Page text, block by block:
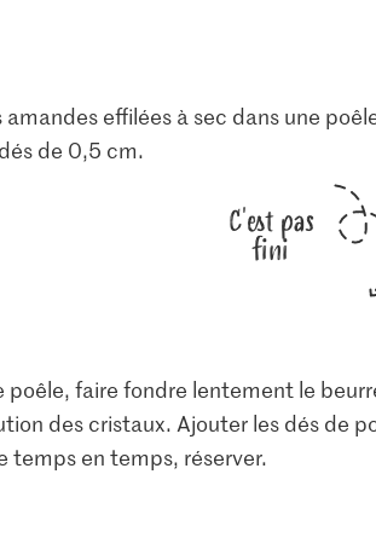
amandes effilées à sec dans une
de 0,5 cm.
C'est pas
fini
poêle, faire fondre lentement le
des cristaux. Ajouter les dés de
temps en temps, réserver.